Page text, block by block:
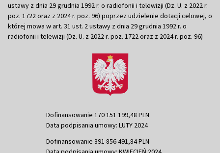
ustawy z dnia 29 grudnia 1992 r. o radiofonii i telewizji (Dz. U. z 2022 r.
poz. 1722 oraz z 2024 r. poz. 96) poprzez udzielenie dotacji celowej, o
której mowa w art. 31 ust. 2 ustawy z dnia 29 grudnia 1992 r. o
radiofonii i telewizji (Dz. U. z 2022 r. poz. 1722 oraz z 2024 r. poz. 96)
Dofinansowanie 170 151 199,48 PLN
Data podpisania umowy: LUTY 2024
Dofinansowanie 391 856 491,84 PLN